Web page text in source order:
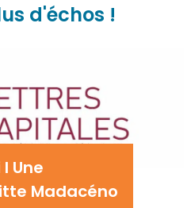
d'échos !
Une
Madacéno